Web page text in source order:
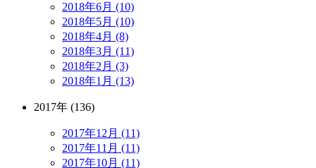
2018年6月 (10)
2018年5月 (10)
2018年4月 (8)
2018年3月 (11)
2018年2月 (3)
2018年1月 (13)
2017年 (136)
2017年12月 (11)
2017年11月 (11)
2017年10月 (11)